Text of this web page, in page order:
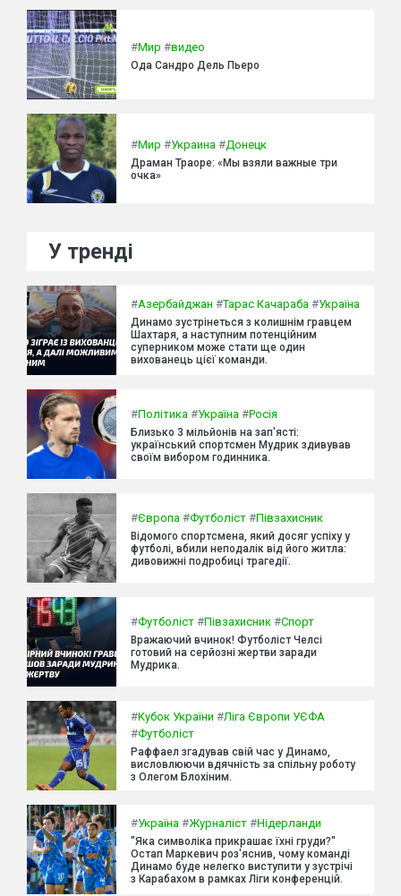
#Мир #видео
Ода Сандро Дель Пьеро
#Мир #Украина #Донецк
Драман Траоре: «Мы взяли важные три
очка»
У тренді
#Азербайджан #Тарас Качараба #Україна
Динамо зустрінеться з колишнім гравцем
Шахтаря, а наступним потенційним
суперником може стати ще один
вихованець цієї команди.
#Політика #Україна #Росія
Близько 3 мільйонів на зап'ясті:
український спортсмен Мудрик здивував
своїм вибором годинника.
#Європа #Футболіст #Півзахисник
Відомого спортсмена, який досяг успіху у
футболі, вбили неподалік від його житла:
дивовижні подробиці трагедії.
#Футболіст #Півзахисник #Спорт
Вражаючий вчинок! Футболіст Челсі
готовий на серйозні жертви заради
Мудрика.
#Кубок України #Ліга Європи УЄФА
#Футболіст
Раффаел згадував свій час у Динамо,
висловлюючи вдячність за спільну роботу
з Олегом Блохіним.
#Україна #Журналіст #Нідерланди
"Яка символіка прикрашає їхні груди?"
Остап Маркевич роз'яснив, чому команді
Динамо буде нелегко виступити у зустрічі
з Карабахом в рамках Ліги конференцій.